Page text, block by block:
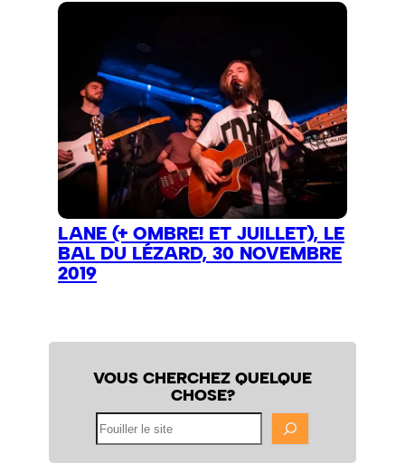
LANE (+ OMBRE! ET JUILLET), LE
BAL DU LÉZARD, 30 NOVEMBRE
2019
VOUS CHERCHEZ QUELQUE
CHOSE?